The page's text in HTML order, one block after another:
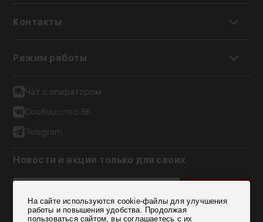
Контакты
Режим работы
Чат с оператором
Сообщество ВК
Telegram
Новости и акции только для своих
Согласен на обработку персональных данных
На сайте используются cookie-файлы для улучшения
работы и повышения удобства. Продолжая
пользоваться сайтом, вы соглашаетесь с их